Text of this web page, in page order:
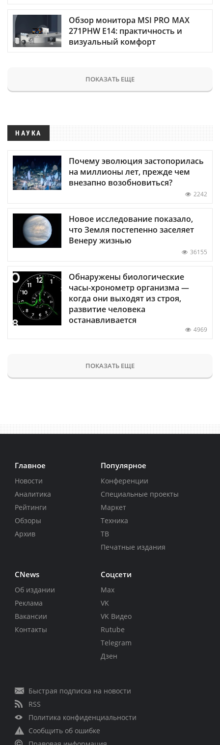
Обзор монитора MSI PRO MAX
271PHW E14: практичность и
визуальный комфорт
ПОКАЗАТЬ ЕЩЕ
НАУКА
Почему эволюция застопорилась
на миллионы лет, прежде чем
внезапно возобновиться?
2242
Новое исследование показало,
что Земля постепенно заселяет
Венеру жизнью
36155
Обнаружены биологические
часы-хронометр организма —
когда они выходят из строя,
развитие человека
останавливается
4969
ПОКАЗАТЬ ЕЩЕ
Главное
Новости
Аналитика
Рейтинги
Обзоры
Архив
Популярное
Конференции
Специальные проекты
Маркет
Техника
ТВ
Печатные издания
CNews
Об издании
Реклама
Вакансии
Контакты
Соцсети
Max
VK
VK Видео
Rutube
Telegram
Дзен
Быстрая подписка на новости
RSS
Политика конфиденциальности
Сообщить об ошибке